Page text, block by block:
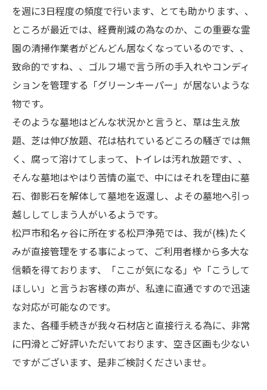
を週に3日程度の頻度で行います、とても助かります、、
ところが最近では、経費削減の為なのか、この重要な霊
園の清掃作業者がどんどん居なくなっているのです、、
致命的ですね、、ゴルフ場で言う所の手入れやコンディ
ションを管理する「グリーンキーパー」が居ないような
物です。
そのような墓地はどんな状況かと言うと、草は生え放
題、芝は伸び放題、花は枯れているどころの騒ぎでは無
く、腐って溶けてしまって、トイレは汚れ放題です、、
そんな墓地はやはり苦情の嵐で、中にはそれを理由に墓
石、御影石を解体して墓地を返還し、よその墓地へ引っ
越ししてしまう人がいるようです。
松戸市和名ヶ谷に所在する松戸浄苑では、我が(株)たく
みが直接管理をする事によって、ご利用者様から多大な
信頼を得ております、「ここが気になる」や「こうして
ほしい」と言うお客様の声が、私達に直通ですので迅速
な対応が可能なのです。
また、各種手続きが我々石材店と直接行える為に、非常
に円滑とご好評いただいております、空き区画も少ない
ですがございます、是非ご検討くださいませ。